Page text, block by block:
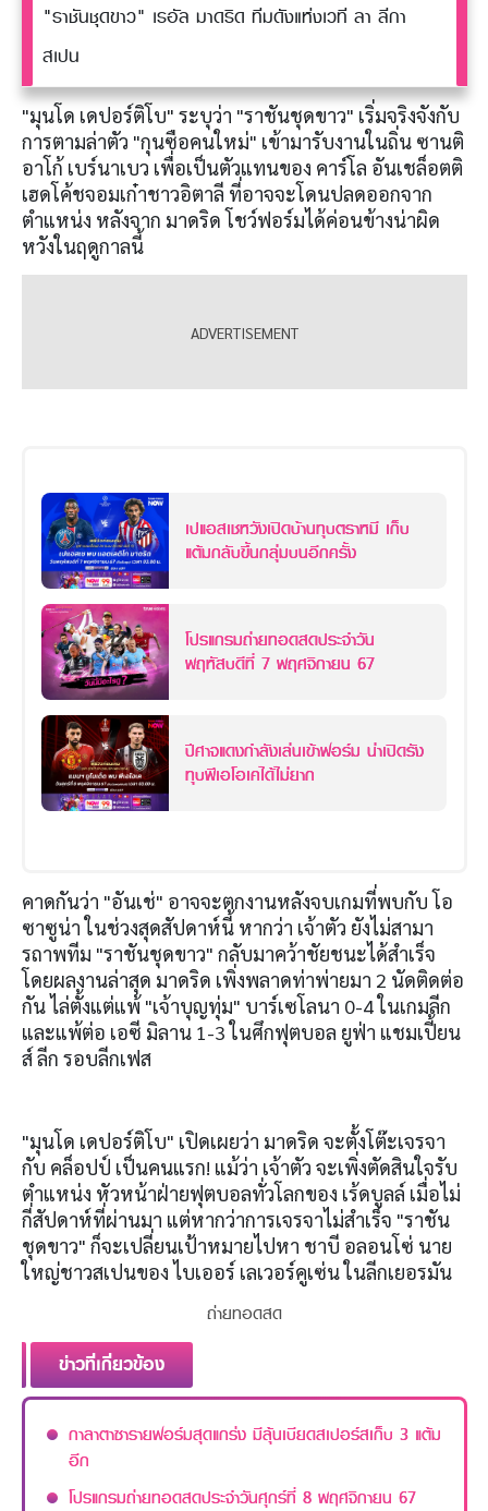
"ราชันชุดขาว" เรอัล มาดริด ทีมดังแห่งเวที ลา ลีกา
สเปน
"มุนโด เดปอร์ติโบ" ระบุว่า "ราชันชุดขาว" เริ่มจริงจังกับ
การตามล่าตัว "กุนซือคนใหม่" เข้ามารับงานในถิ่น ซานติ
อาโก้ เบร์นาเบว เพื่อเป็นตัวแทนของ คาร์โล อันเชล็อตติ
เฮดโค้ชจอมเก๋าชาวอิตาลี ที่อาจจะโดนปลดออกจาก
ตำแหน่ง หลังจาก มาดริด โชว์ฟอร์มได้ค่อนข้างน่าผิด
หวังในฤดูกาลนี้
เปแอสเชหวังเปิดบ้านทุบตราหมี เก็บ
แต้มกลับขึ้นกลุ่มบนอีกครั้ง
โปรแกรมถ่ายทอดสดประจำวัน
พฤหัสบดีที่ 7 พฤศจิกายน 67
ปีศาจแดงกำลังเล่นเข้าฟอร์ม น่าเปิดรัง
ทุบพีเอโอเคได้ไม่ยาก
คาดกันว่า "อันเช่" อาจจะตกงานหลังจบเกมที่พบกับ โอ
ซาซูน่า ในช่วงสุดสัปดาห์นี้ หากว่า เจ้าตัว ยังไม่สามา
รถาพทีม "ราชันชุดขาว" กลับมาคว้าชัยชนะได้สำเร็จ
โดยผลงานล่าสุด มาดริด เพิ่งพลาดท่าพ่ายมา 2 นัดติดต่อ
กัน ไล่ตั้งแต่แพ้ "เจ้าบุญทุ่ม" บาร์เซโลนา 0-4 ในเกมลีก
และแพ้ต่อ เอซี มิลาน 1-3 ในศึกฟุตบอล ยูฟ่า แชมเปี้ยน
ส์ ลีก รอบลีกเฟส
"มุนโด เดปอร์ติโบ" เปิดเผยว่า มาดริด จะตั้งโต๊ะเจรจา
กับ คล็อปป์ เป็นคนแรก! แม้ว่า เจ้าตัว จะเพิ่งตัดสินใจรับ
ตำแหน่ง หัวหน้าฝ่ายฟุตบอลทั่วโลกของ เร้ดบูลล์ เมื่อไม่
กี่สัปดาห์ที่ผ่านมา แต่หากว่าการเจรจาไม่สำเร็จ "ราชัน
ชุดขาว" ก็จะเปลี่ยนเป้าหมายไปหา ชาบี อลอนโซ่ นาย
ใหญ่ชาวสเปนของ ไบเออร์ เลเวอร์คูเซ่น ในลีกเยอรมัน
ถ่ายทอดสด
ข่าวที่เกี่ยวข้อง
กาลาตาซารายฟอร์มสุดแกร่ง มีลุ้นเบียดสเปอร์สเก็บ 3 แต้ม
อีก
โปรแกรมถ่ายทอดสดประจำวันศุกร์ที่ 8 พฤศจิกายน 67